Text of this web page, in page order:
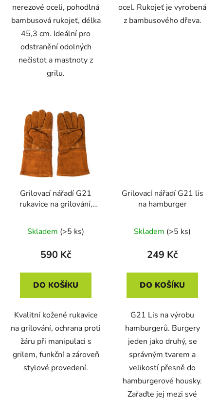
nerezové oceli, pohodlná
bambusová rukojeť, délka
45,3 cm. Ideální pro
odstranění odolných
nečistot a mastnoty z
grilu.
ocel. Rukojeť je vyrobená
z bambusového dřeva.
Grilovací nářadí G21
rukavice na grilování,
Skladem (>5 ks)
590 Kč
DO KOŠÍKU
Kvalitní kožené rukavice
na grilování, ochrana proti
žáru při manipulaci s
grilem, funkční a zároveň
stylové provedení.
Grilovací nářadí G21 lis
na hamburger
Skladem (>5 ks)
249 Kč
DO KOŠÍKU
G21 Lis na výrobu
hamburgerů. Burgery
jeden jako druhý, se
správným tvarem a
velikostí přesně do
hamburgerové housky.
Zařaďte jej mezi své